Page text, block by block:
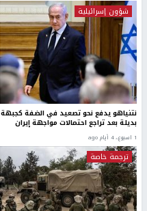
شؤون إسرائيلية
نتنياهو يدفع نحو تصعيد في الضفة كجبهة
بديلة بعد تراجع احتمالات مواجهة إيران
1 اسبوع.، 4 أيام ago
ترجمة خاصة